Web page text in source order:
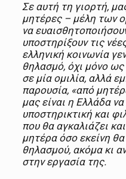
Σε αυτή τη γιορτή,
μητέρες – μέλη των
να
υποστηρίξουν τις
ελληνική κοινωνία
θηλασμό, όχι μόνο ως
σε μία ομιλία, αλλά
παρουσία, «από
μας είναι η Ελλάδα
υποστηρικτική και
που θα αγκαλιάζει
μητέρα όσο εκείνη
θηλασμού, ακόμα κι
στην εργασία της.